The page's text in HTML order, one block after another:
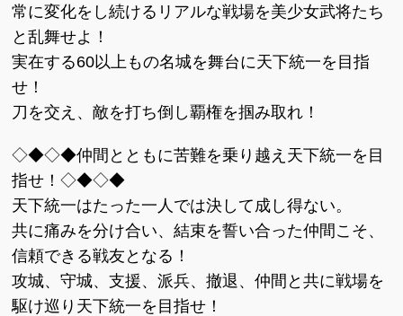
常に変化をし続けるリアルな戦場を美少女武将たち
と乱舞せよ！
実在する60以上もの名城を舞台に天下統一を目指
せ！
刀を交え、敵を打ち倒し覇権を掴み取れ！
◇◆◇◆仲間とともに苦難を乗り越え天下統一を目
指せ！◇◆◇◆
天下統一はたった一人では決して成し得ない。
共に痛みを分け合い、結束を誓い合った仲間こそ、
信頼できる戦友となる！
攻城、守城、支援、派兵、撤退、仲間と共に戦場を
駆け巡り天下統一を目指せ！